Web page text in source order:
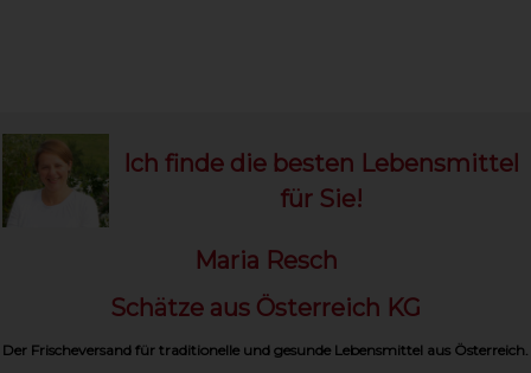
Ich finde die besten Lebensmittel
für Sie!
Maria Resch
Schätze aus Österreich KG
Der Frischeversand für traditionelle und gesunde Lebensmittel aus Österreich.